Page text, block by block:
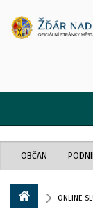
OBČAN
ONLINE